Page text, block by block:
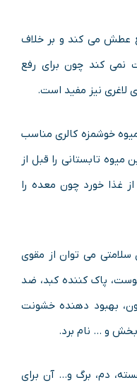
عطش می کند و بر خلاف
نمی کند چون برای رفع
لاغری نیز مفید است.
خوشمزه کالری مناسب
میوه تابستانی را قبل از
غذا خورد چون معده را
می توان از مقوی
پاک کننده کبد، ضد
بهبود دهنده خشونت
و … نام برد.
دم، برگ و… آن برای